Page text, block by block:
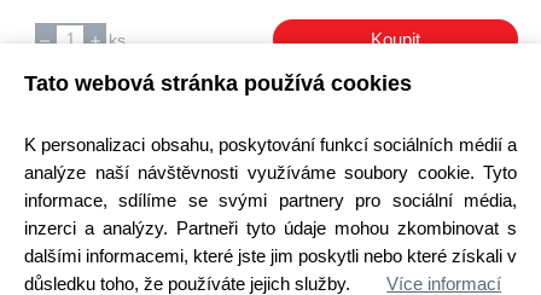
Tato webová stránka používá cookies
K personalizaci obsahu, poskytování funkcí sociálních médií a
analýze naší návštěvnosti využíváme soubory cookie. Tyto
informace, sdílíme se svými partnery pro sociální média,
inzerci a analýzy. Partneři tyto údaje mohou zkombinovat s
dalšími informacemi, které jste jim poskytli nebo které získali v
důsledku toho, že používáte jejich služby.
Více informací
ks Koupit
Spojka hadice nerozdělatelná D 32 - hadicový trn